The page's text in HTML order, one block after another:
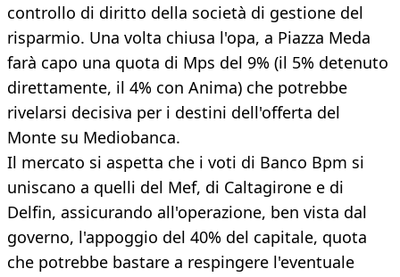
controllo di diritto della società di gestione del
risparmio. Una volta chiusa l'opa, a Piazza Meda
farà capo una quota di Mps del 9% (il 5% detenuto
direttamente, il 4% con Anima) che potrebbe
rivelarsi decisiva per i destini dell'offerta del
Monte su Mediobanca.
Il mercato si aspetta che i voti di Banco Bpm si
uniscano a quelli del Mef, di Caltagirone e di
Delfin, assicurando all'operazione, ben vista dal
governo, l'appoggio del 40% del capitale, quota
che potrebbe bastare a respingere l'eventuale